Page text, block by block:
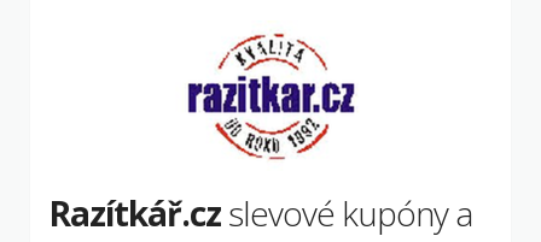
Razítkář.czslevové kupóny a